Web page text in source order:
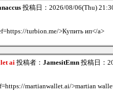
投稿日：2026/08/06(Thu)
turbion.me/>Купить ип</a>
ai 投稿者： JamesitEmn 投稿日：
martianwallet.ai/>martian